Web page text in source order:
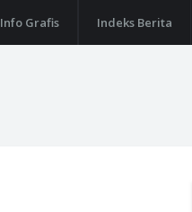
Info Grafis Indeks Berita